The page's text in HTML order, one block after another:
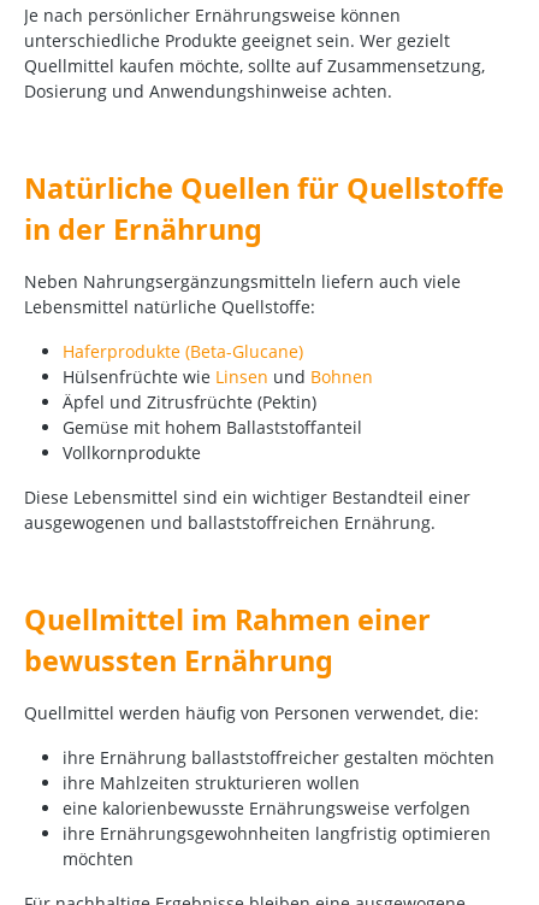
Je nach persönlicher Ernährungsweise können
unterschiedliche Produkte geeignet sein. Wer gezielt
Quellmittel kaufen möchte, sollte auf Zusammensetzung,
Dosierung und Anwendungshinweise achten.
Natürliche Quellen für Quellstoffe
in der Ernährung
Neben Nahrungsergänzungsmitteln liefern auch viele
Lebensmittel natürliche Quellstoffe:
Haferprodukte (Beta-Glucane)
Hülsenfrüchte wie Linsen und Bohnen
Äpfel und Zitrusfrüchte (Pektin)
Gemüse mit hohem Ballaststoffanteil
Vollkornprodukte
Diese Lebensmittel sind ein wichtiger Bestandteil einer
ausgewogenen und ballaststoffreichen Ernährung.
Quellmittel im Rahmen einer
bewussten Ernährung
Quellmittel werden häufig von Personen verwendet, die:
ihre Ernährung ballaststoffreicher gestalten möchten
ihre Mahlzeiten strukturieren wollen
eine kalorienbewusste Ernährungsweise verfolgen
ihre Ernährungsgewohnheiten langfristig optimieren
möchten